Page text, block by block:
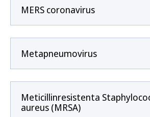
MERS coronavirus
Metapneumovirus
Meticillinresistenta
aureus (MRSA)